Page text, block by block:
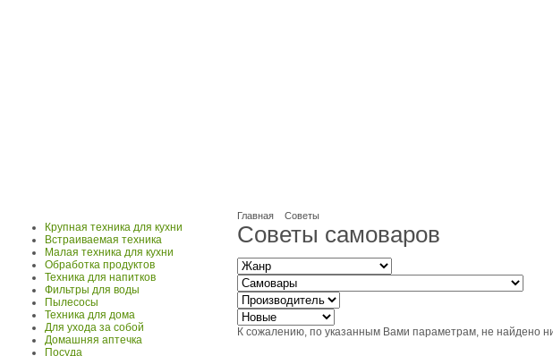
Главная Советы
Советы самоваров
К сожалению, по указанным Вами параметрам, не найдено
Крупная техника для кухни
Встраиваемая техника
Малая техника для кухни
Обработка продуктов
Техника для напитков
Фильтры для воды
Пылесосы
Техника для дома
Для ухода за собой
Домашняя аптечка
Посуда